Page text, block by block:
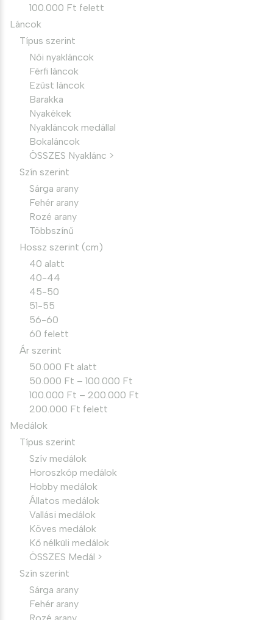
100.000 Ft felett
Láncok
Típus szerint
Női nyakláncok
Férfi láncok
Ezüst láncok
Barakka
Nyakékek
Nyakláncok medállal
Bokaláncok
ÖSSZES Nyaklánc >
Szín szerint
Sárga arany
Fehér arany
Rozé arany
Többszínű
Hossz szerint (cm)
40 alatt
40-44
45-50
51-55
56-60
60 felett
Ár szerint
50.000 Ft alatt
50.000 Ft – 100.000 Ft
100.000 Ft – 200.000 Ft
200.000 Ft felett
Medálok
Típus szerint
Szív medálok
Horoszkóp medálok
Hobby medálok
Állatos medálok
Vallási medálok
Köves medálok
Kő nélküli medálok
ÖSSZES Medál >
Szín szerint
Sárga arany
Fehér arany
Rozé arany